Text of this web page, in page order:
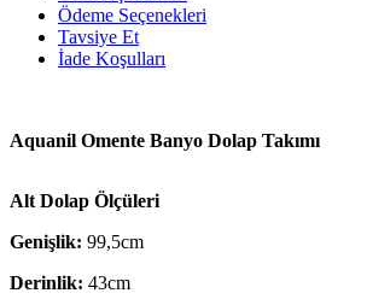
Ödeme Seçenekleri
Tavsiye Et
İade Koşulları
Aquanil Omente Banyo Dolap Takımı
Alt Dolap Ölçüleri
Genişlik: 99,5cm
Derinlik: 43cm